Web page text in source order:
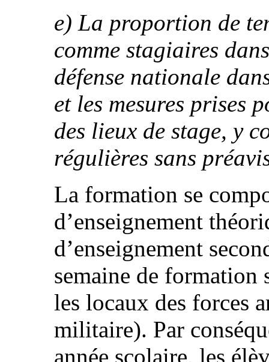
e) La proportion de
comme stagiaires
défense nationale
et les mesures prises
des lieux de stage, y
régulières sans
La formation se
d’enseignement
d’enseignement
semaine de formation
les locaux des forces
militaire). Par
année scolaire, les